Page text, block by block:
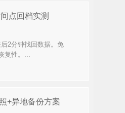
点回档实测
2分钟找回数据。免
复性。...
+异地备份方案